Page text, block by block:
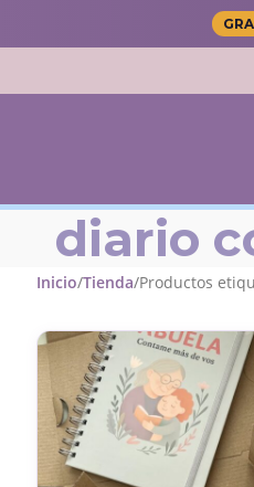
diario
Inicio Tienda Productos